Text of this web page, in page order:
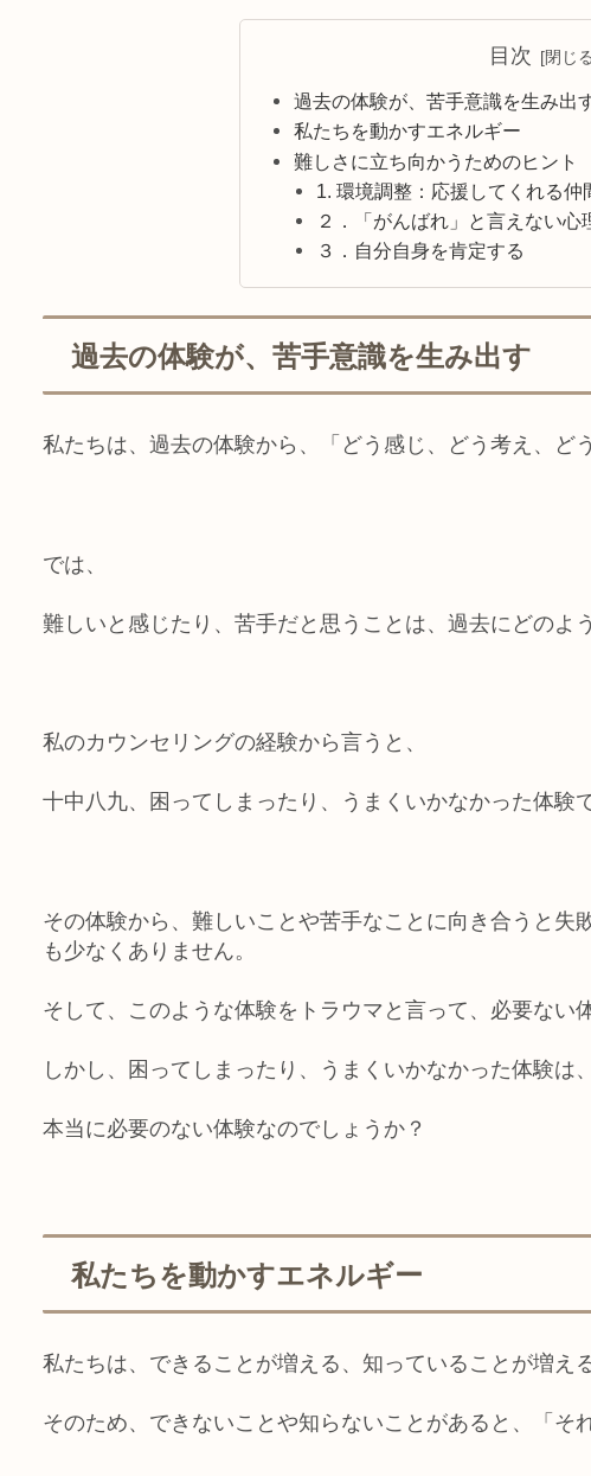
目次
過去の体験が、苦手意識を生み出
私たちを動かすエネルギー
難しさに立ち向かうためのヒント
1. 環境調整：応援してくれる仲
２．「がんばれ」と言えない心
３．自分自身を肯定する
過去の体験が、苦手意識を生み出す
私たちは、過去の体験から、「どう感じ、どう考え、ど
では、
難しいと感じたり、苦手だと思うことは、過去にどのよ
私のカウンセリングの経験から言うと、
十中八九、困ってしまったり、うまくいかなかった体験で
その体験から、難しいことや苦手なことに向き合うと失
も少なくありません。
そして、このような体験をトラウマと言って、必要ない
しかし、困ってしまったり、うまくいかなかった体験は、
本当に必要のない体験なのでしょうか？
私たちを動かすエネルギー
私たちは、できることが増える、知っていることが増え
そのため、できないことや知らないことがあると、「そ